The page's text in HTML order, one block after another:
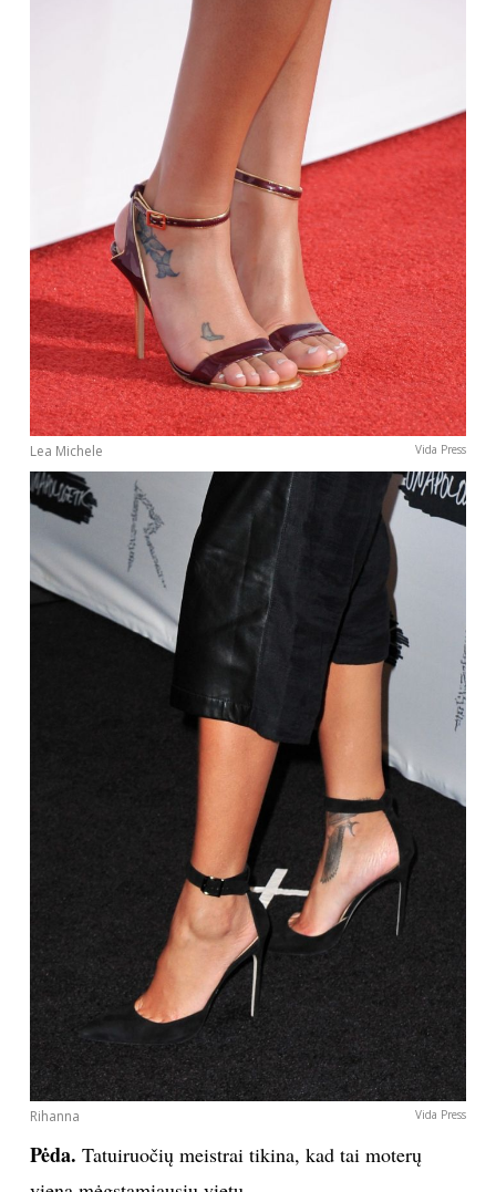
Lea Michele Vida Press
Rihanna Vida Press
Pėda. Tatuiruočių meistrai tikina, kad tai moterų